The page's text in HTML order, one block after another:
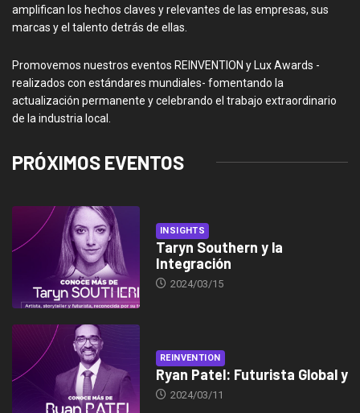
amplifican los hechos claves y relevantes de las empresas, sus
marcas y el talento detrás de ellas.
Promovemos nuestros eventos REINVENTION y Lux Awards -
realizados con estándares mundiales- fomentando la
actualización permanente y celebrando el trabajo extraordinario
de la industria local.
PRÓXIMOS EVENTOS
INSIGHTS
Taryn Southern y la
Integración
2024/03/15
REINVENTION
Ryan Patel: Futurista Global y
2024/03/11